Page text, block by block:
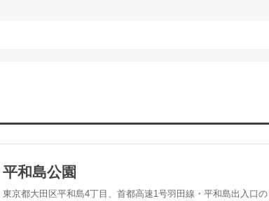
平和島公園
東京都大田区平和島4丁目、首都高速1号羽田線・平和島出入口の